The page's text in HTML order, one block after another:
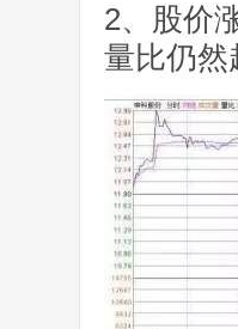
2、股价
量比仍然